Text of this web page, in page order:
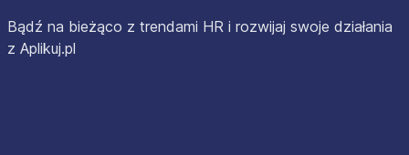
Bądź na bieżąco z trendami HR i rozwijaj swoje działania
z Aplikuj.pl